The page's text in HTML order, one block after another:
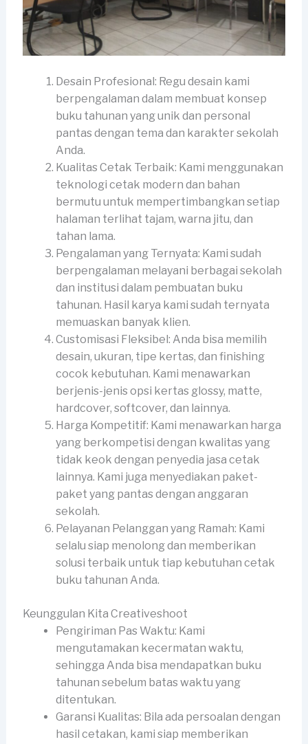
Desain Profesional: Regu desain kami
berpengalaman dalam membuat konsep
buku tahunan yang unik dan personal
pantas dengan tema dan karakter sekolah
Anda.
Kualitas Cetak Terbaik: Kami menggunakan
teknologi cetak modern dan bahan
bermutu untuk mempertimbangkan setiap
halaman terlihat tajam, warna jitu, dan
tahan lama.
Pengalaman yang Ternyata: Kami sudah
berpengalaman melayani berbagai sekolah
dan institusi dalam pembuatan buku
tahunan. Hasil karya kami sudah ternyata
memuaskan banyak klien.
Customisasi Fleksibel: Anda bisa memilih
desain, ukuran, tipe kertas, dan finishing
cocok kebutuhan. Kami menawarkan
berjenis-jenis opsi kertas glossy, matte,
hardcover, softcover, dan lainnya.
Harga Kompetitif: Kami menawarkan harga
yang berkompetisi dengan kwalitas yang
tidak keok dengan penyedia jasa cetak
lainnya. Kami juga menyediakan paket-
paket yang pantas dengan anggaran
sekolah.
Pelayanan Pelanggan yang Ramah: Kami
selalu siap menolong dan memberikan
solusi terbaik untuk tiap kebutuhan cetak
buku tahunan Anda.
Keunggulan Kita Creativeshoot
Pengiriman Pas Waktu: Kami
mengutamakan kecermatan waktu,
sehingga Anda bisa mendapatkan buku
tahunan sebelum batas waktu yang
ditentukan.
Garansi Kualitas: Bila ada persoalan dengan
hasil cetakan, kami siap memberikan